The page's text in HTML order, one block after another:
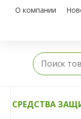
О компании
СРЕДСТВА